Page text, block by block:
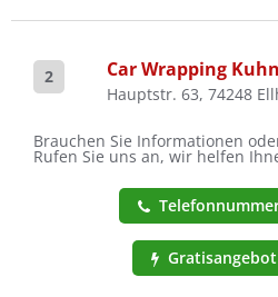
2 Car Wrapping
Hauptstr. 63, 74248
Brauchen Sie Informationen
Rufen Sie uns an, wir helfen